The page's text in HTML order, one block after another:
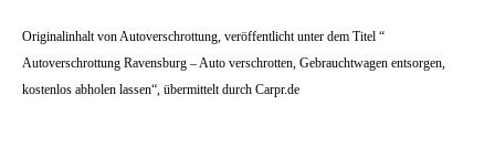
Originalinhalt von Autoverschrottung, veröffentlicht unter dem Titel “
Autoverschrottung Ravensburg – Auto verschrotten, Gebrauchtwagen entsorgen,
kostenlos abholen lassen“, übermittelt durch Carpr.de